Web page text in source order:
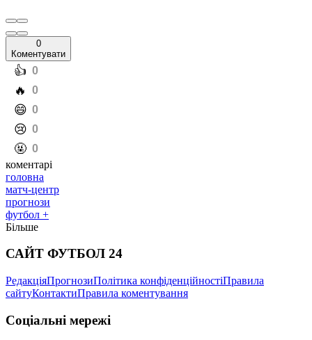
0
Коментувати
️👍 0
️🔥 0
️😄 0
️😢 0
️🤬 0
коментарі
головна
матч-центр
прогнози
футбол +
Більше
САЙТ ФУТБОЛ 24
РедакціяПрогнозиПолітика конфіденційностіПравила
сайтуКонтактиПравила коментування
Соціальні мережі